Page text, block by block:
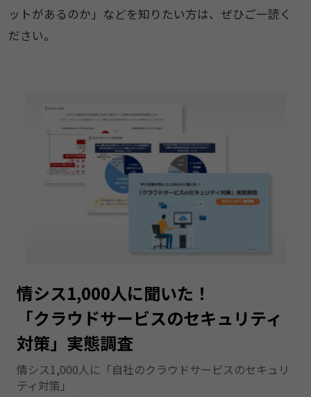
ットがあるのか」などを知りたい方は、ぜひご一読く
ださい。
情シス1,000人に聞いた！
「クラウドサービスのセキュリティ
対策」実態調査
情シス1,000人に「自社のクラウドサービスのセキュリ
ティ対策」